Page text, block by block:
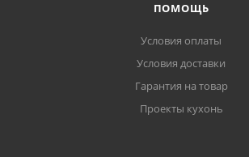
ПОМОЩЬ
Условия оплаты
Условия доставки
Гарантия на товар
Проекты кухонь